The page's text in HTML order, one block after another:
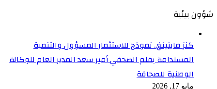
شؤون بيئية
كنز ماينينغ.. نموذج للاستثمار المسؤول والتنمية
المستدامة بقلم الصحفي أمير سعد المدير العام للوكالة
الوطنية للصحافة
مايو 17, 2026